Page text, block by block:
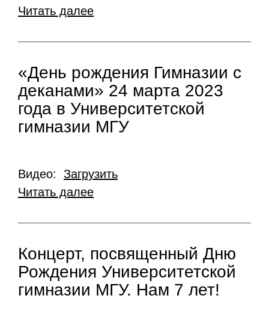
Читать далее
«День рождения Гимназии с
деканами» 24 марта 2023
года в Университетской
гимназии МГУ
Видео: Загрузить
Читать далее
Концерт, посвященный Дню
Рождения Университетской
гимназии МГУ. Нам 7 лет!